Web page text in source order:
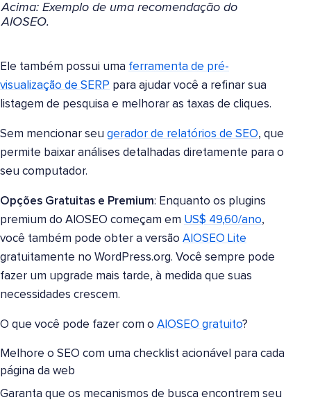
Acima: Exemplo de uma recomendação do
AIOSEO.
Ele também possui uma ferramenta de pré-
visualização de SERP para ajudar você a refinar sua
listagem de pesquisa e melhorar as taxas de cliques.
Sem mencionar seu gerador de relatórios de SEO, que
permite baixar análises detalhadas diretamente para o
seu computador.
Opções Gratuitas e Premium: Enquanto os plugins
premium do AIOSEO começam em US$ 49,60/ano,
você também pode obter a versão AIOSEO Lite
gratuitamente no WordPress.org. Você sempre pode
fazer um upgrade mais tarde, à medida que suas
necessidades crescem.
O que você pode fazer com o AIOSEO gratuito?
Melhore o SEO com uma checklist acionável para cada
página da web
Garanta que os mecanismos de busca encontrem seu